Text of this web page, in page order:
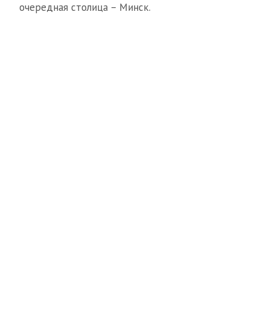
очередная столица – Минск.